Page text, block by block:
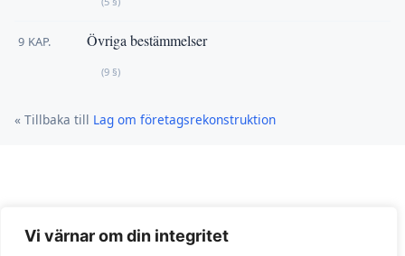
Vi värnar om din integritet
9 KAP. Övriga bestämmelser
(9 §)
« Tillbaka till Lag om företagsrekonstruktion